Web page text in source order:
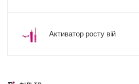
Активатор росту вій